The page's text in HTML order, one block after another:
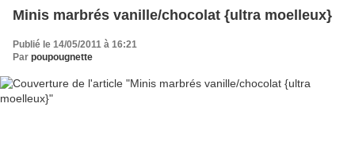
Minis marbrés vanille/chocolat {ultra moelleux}
Publié le 14/05/2011 à 16:21
Par poupougnette